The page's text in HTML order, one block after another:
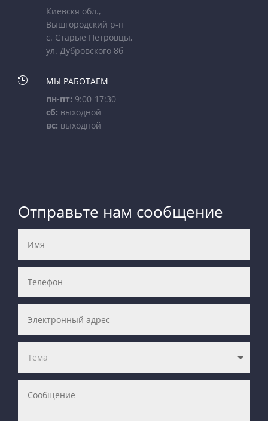
Киевскя обл.,
Вышгородский р-н
с. Старые Петровцы,
ул. Дубровского 8б

МЫ РАБОТАЕМ
пн-пт: 9:00-17:30
сб: выходной
вс: выходной
Отправьте нам сообщение